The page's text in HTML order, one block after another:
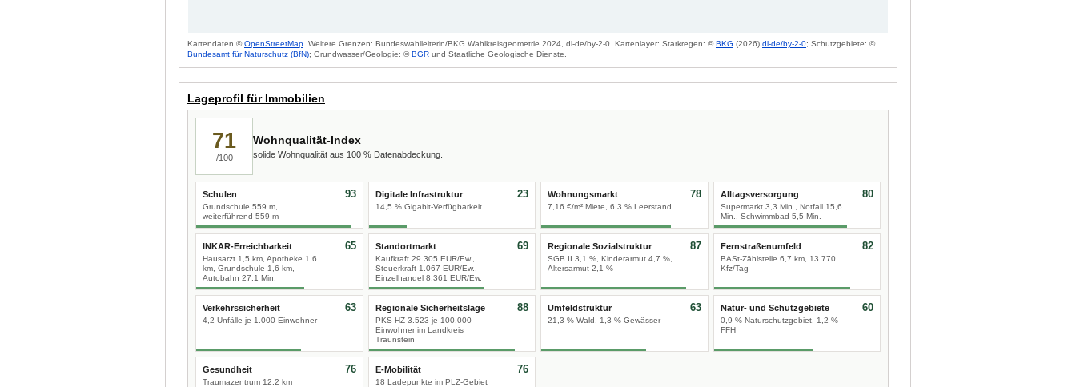
Kartendaten ©OpenStreetMap . Weitere Grenzen: Bundeswahlleiterin/BKG Wahlkreisgeometrie 2024, dl-de/by-2-0. Kartenlayer: Starkregen: ©BKG (2026) dl-de/by-2-0; Schutzgebiete: ©
Bundesamt für Naturschutz (BfN); Grundwasser/Geologie: ©BGR und Staatliche Geologische Dienste.
Lageprofil für Immobilien
71
/100
Wohnqualität-Index
solide Wohnqualität aus 100 % Datenabdeckung.
Schulen
Grundschule 559 m,
weiterführend 559 m
93 Digitale Infrastruktur
14,5 % Gigabit-Verfügbarkeit
23 Wohnungsmarkt
7,16 €/m² Miete, 6,3 % Leerstand
78 Alltagsversorgung
Supermarkt 3,3 Min., Notfall 15,6
Min., Schwimmbad 5,5 Min.
80
INKAR-Erreichbarkeit
Hausarzt 1,5 km, Apotheke 1,6
km, Grundschule 1,6 km,
Autobahn 27,1 Min.
65 Standortmarkt
Kaufkraft 29.305 EUR/Ew.,
Steuerkraft 1.067 EUR/Ew.,
Einzelhandel 8.361 EUR/Ew.
69 Regionale Sozialstruktur
SGB II 3,1 %, Kinderarmut 4,7 %,
Altersarmut 2,1 %
87 Fernstraßenumfeld
BASt-Zählstelle 6,7 km, 13.770
Kfz/Tag
82
Verkehrssicherheit
4,2 Unfälle je 1.000 Einwohner
63 Regionale Sicherheitslage
PKS-HZ 3.523 je 100.000
Einwohner im Landkreis
Traunstein
88 Umfeldstruktur
21,3 % Wald, 1,3 % Gewässer
63 Natur- und Schutzgebiete
0,9 % Naturschutzgebiet, 1,2 %
FFH
60
Gesundheit
Traumazentrum 12,2 km
76 E-Mobilität
18 Ladepunkte im PLZ-Gebiet
76